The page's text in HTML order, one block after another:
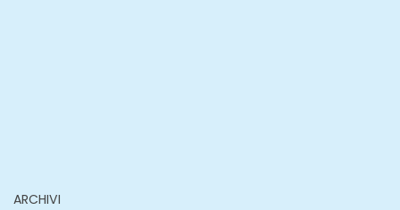
ARCHIVI